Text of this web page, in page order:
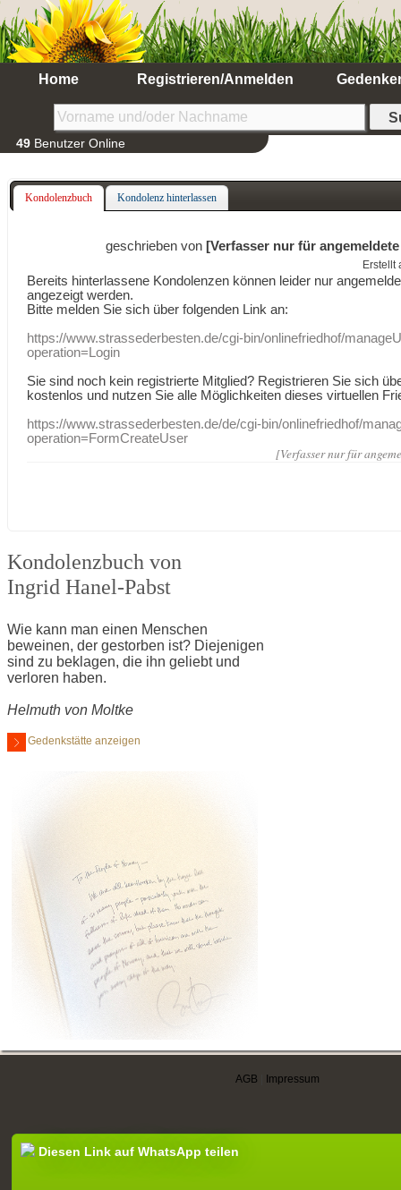
Home Registrieren/Anmelden
49 Benutzer Online
Kondolenzbuch Kondolenz hinterlassen
geschrieben von [Verfasser nur für
Erstellt
Bereits hinterlassene Kondolenzen können leider nur
angezeigt werden.
Bitte melden Sie sich über folgenden Link an:
https://www.strassederbesten.de/cgi-bin/onlinefriedhof/
operation=Login
Sie sind noch kein registrierte Mitglied? Registrieren Sie sich
kostenlos und nutzen Sie alle Möglichkeiten dieses virtuellen
https://www.strassederbesten.de/de/cgi-bin/onlinefriedhof/
operation=FormCreateUser
[Verfasser nur für
Kondolenzbuch von
Ingrid Hanel-Pabst
Wie kann man einen Menschen
beweinen, der gestorben ist? Diejenigen
sind zu beklagen, die ihn geliebt und
verloren haben.
Helmuth von Moltke
Gedenkstätte anzeigen
AGB Impressum
Diesen Link auf WhatsApp teilen